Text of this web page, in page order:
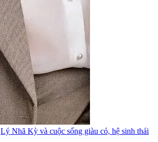
Lý Nhã Kỳ và cuộc sống giàu có, hệ sinh thái